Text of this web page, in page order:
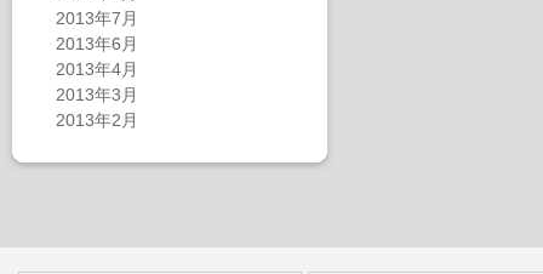
2013年7月
2013年6月
2013年4月
2013年3月
2013年2月